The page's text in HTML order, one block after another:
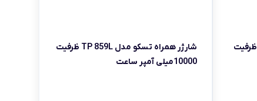
شارژر همراه تسکو مدل TP 878 ظرفیت
شارژر همراه تسکو مدل TP 859L ظرفیت
10000میلی آمپر ساعت